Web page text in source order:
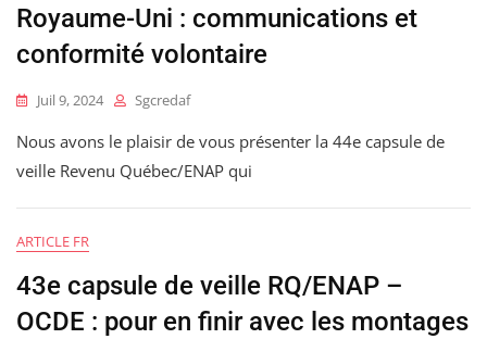
Royaume-Uni : communications et
conformité volontaire
Juil 9, 2024 Sgcredaf
Nous avons le plaisir de vous présenter la 44e capsule de
veille Revenu Québec/ENAP qui
ARTICLE FR
43e capsule de veille RQ/ENAP –
OCDE : pour en finir avec les montages